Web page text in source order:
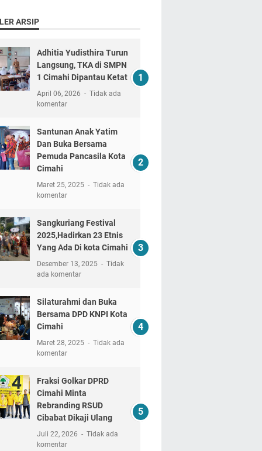
ARSIP
Adhitia Yudisthira Turun
Langsung, TKA di SMPN
1 Cimahi Dipantau Ketat
April 06, 2026
Tidak ada
komentar
Santunan Anak Yatim
Dan Buka Bersama
Pemuda Pancasila Kota
Cimahi
Maret 25, 2025
Tidak ada
komentar
Sangkuriang Festival
2025,Hadirkan 23 Etnis
Yang Ada Di kota Cimahi
Desember 13, 2025
Tidak
ada komentar
Silaturahmi dan Buka
Bersama DPD KNPI Kota
Cimahi
Maret 28, 2025
Tidak ada
komentar
Fraksi Golkar DPRD
Cimahi Minta
Rebranding RSUD
Cibabat Dikaji Ulang
Juli 22, 2026
Tidak ada
komentar